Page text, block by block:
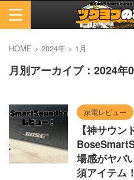
HOME > 2024年 > 1月
月別アーカイブ：2024年
家電レビュー
【神サウン
場感がヤバ
須アイテム！